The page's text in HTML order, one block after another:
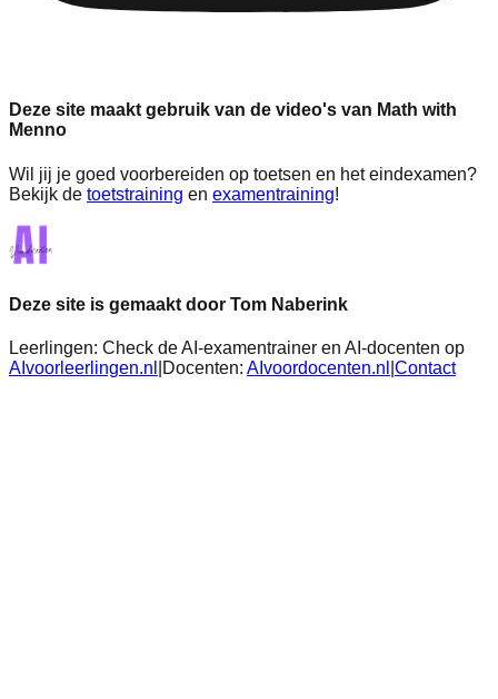
Deze site maakt gebruik van de video's van Math with
Menno
Wil jij je goed voorbereiden op toetsen en het eindexamen?
Bekijk de toetstraining en examentraining!
Deze site is gemaakt door Tom Naberink
Leerlingen: Check de AI-examentrainer en AI-docenten op
AIvoorleerlingen.nl
Docenten: AIvoordocenten.nl Contact